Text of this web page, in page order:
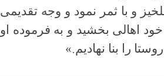
و با ثمر نمود و وجه تقدیمی
خود اهالی بخشید و به فرموده او
را بنا نهادیم.
»